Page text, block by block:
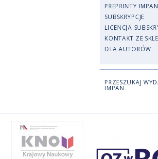
PREPRINTY IMPAN
SUBSKRYPCJE
LICENCJA
KONTAKT ZE
DLA AUTORÓW
PRZESZUKAJ
IMPAN